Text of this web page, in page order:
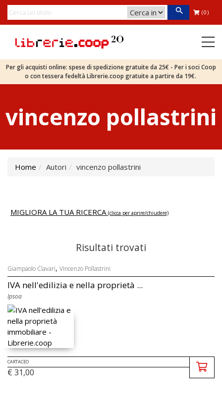
(0)
Per gli acquisti online: spese di spedizione gratuite da 25€ - Per i soci Coop
o con tessera fedeltà Librerie.coop gratuite a partire da 19€.
vincenzo pollastrini
Home Autori vincenzo pollastrini
MIGLIORA LA TUA RICERCA (clicca per aprire/chiudere)
Risultati trovati
Giampaolo Clavari, Vincenzo Pollastrini
IVA nell'edilizia e nella proprietà ...
Ipsoa
CARTACEO
€ 31,00